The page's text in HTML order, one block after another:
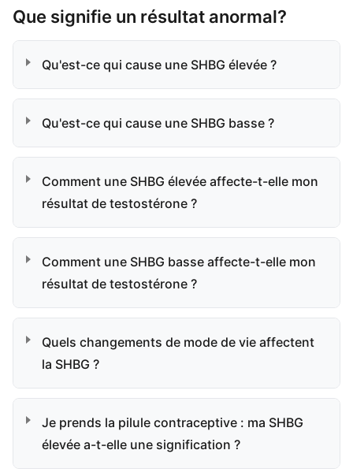
Que signifie un résultat anormal?
Qu'est-ce qui cause une SHBG élevée ?
Qu'est-ce qui cause une SHBG basse ?
Comment une SHBG élevée affecte-t-elle mon
résultat de testostérone ?
Comment une SHBG basse affecte-t-elle mon
résultat de testostérone ?
Quels changements de mode de vie affectent
la SHBG ?
Je prends la pilule contraceptive : ma SHBG
élevée a-t-elle une signification ?